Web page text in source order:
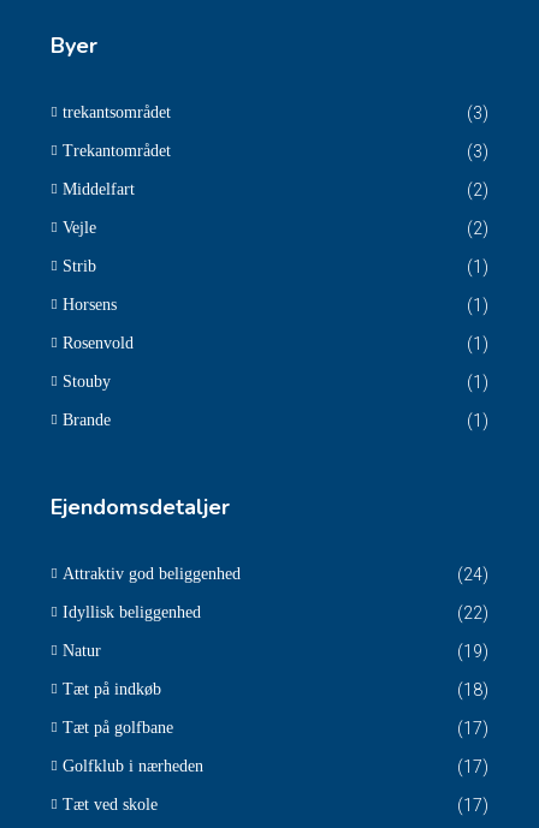
Byer
trekantsområdet (3)
Trekantområdet (3)
Middelfart (2)
Vejle (2)
Strib (1)
Horsens (1)
Rosenvold (1)
Stouby (1)
Brande (1)
Ejendomsdetaljer
Attraktiv god beliggenhed (24)
Idyllisk beliggenhed (22)
Natur (19)
Tæt på indkøb (18)
Tæt på golfbane (17)
Golfklub i nærheden (17)
Tæt ved skole (17)